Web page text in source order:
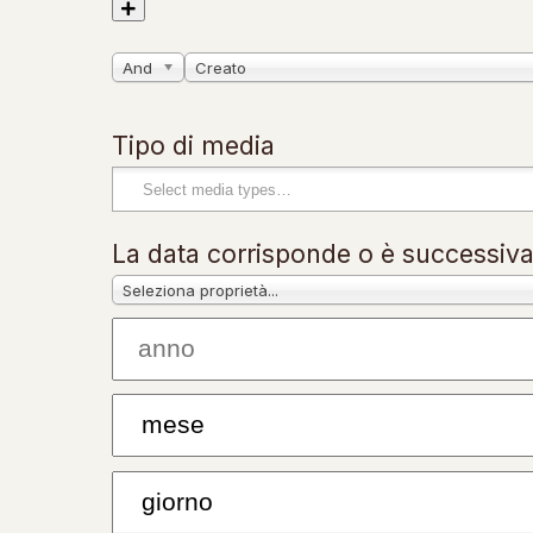
And Creato
Tipo di media
La data corrisponde o è successiva
Seleziona proprietà...